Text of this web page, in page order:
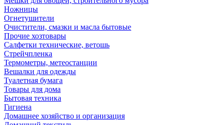
Ножницы
Огнетушители
Очистители, смазки и масла бытовые
Прочие хозтовары
Салфетки технические, ветошь
Стрейчпленка
Термометры, метеостанции
Вешалки для одежды
Туалетная бумага
Товары для дома
Бытовая техника
Гигиена
Домашнее хозяйство и организация